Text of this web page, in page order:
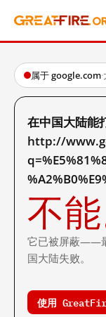
属于 google.com·
在中国大陆能
http://
不能
它已被屏蔽——
国大陆失败。
使用